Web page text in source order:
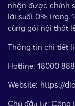
nhận được chính
lãi suất 0% trong
cùng gói nội thất
Thông tin chi tiết
Hotline: 18000
Website: https://
Chủ đầu tư: Công